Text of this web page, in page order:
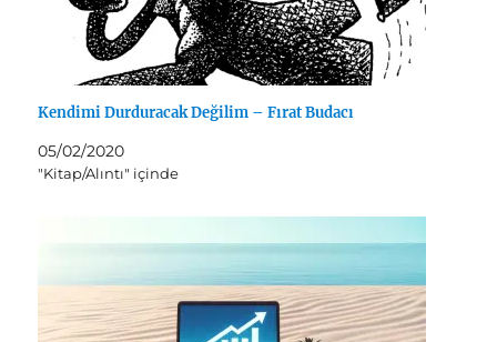
Kendimi Durduracak Değilim – Fırat Budacı
05/02/2020
"Kitap/Alıntı" içinde